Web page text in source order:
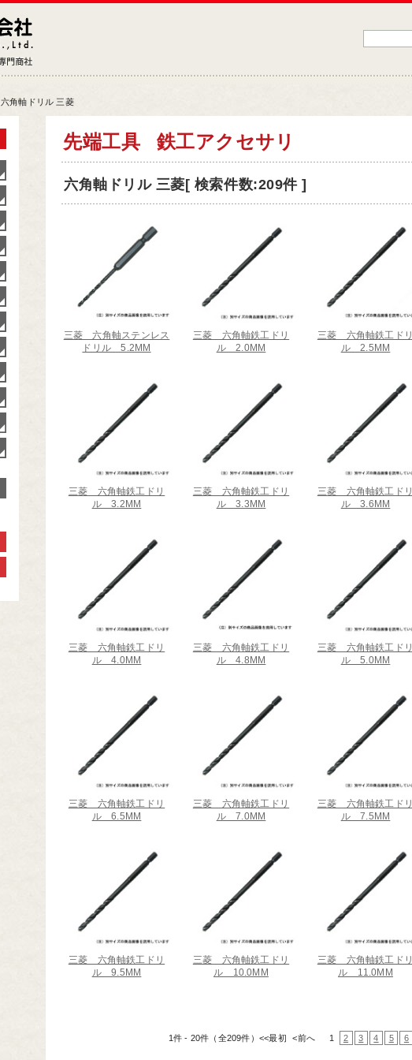
六角軸ドリル 三菱
先端工具 鉄工アクセサリ
六角軸ドリル 三菱[ 検索件数:209件 ]
三菱 六角軸ステンレス
ドリル 5.2MM
三菱 六角軸鉄工ドリ
ル 2.0MM
三菱 六角軸鉄工ドリ
ル 2.5MM
三菱 六角軸鉄工ドリ
ル 3.2MM
三菱 六角軸鉄工ドリ
ル 3.3MM
三菱 六角軸鉄工ドリ
ル 3.6MM
三菱 六角軸鉄工ドリ
ル 4.0MM
三菱 六角軸鉄工ドリ
ル 4.8MM
三菱 六角軸鉄工ドリ
ル 5.0MM
三菱 六角軸鉄工ドリ
ル 6.5MM
三菱 六角軸鉄工ドリ
ル 7.0MM
三菱 六角軸鉄工ドリ
ル 7.5MM
三菱 六角軸鉄工ドリ
ル 9.5MM
三菱 六角軸鉄工ドリ
ル 10.0MM
三菱 六角軸鉄工ドリ
ル 11.0MM
1件 - 20件（全209件） <<最初 <前へ 1 2 3 4 5 6
製品情報トップ
製品分類一覧から探す